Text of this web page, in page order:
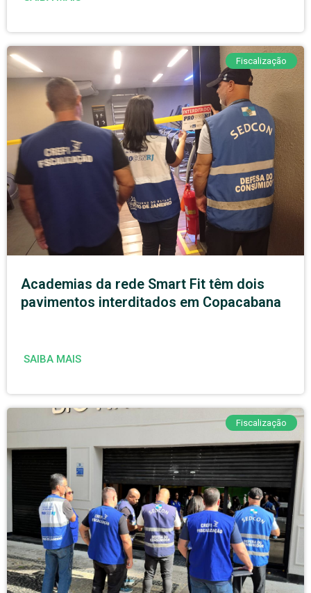
Fiscalização
Academias da rede Smart Fit têm dois
pavimentos interditados em Copacabana
SAIBA MAIS
Fiscalização